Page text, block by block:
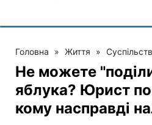
Головна » Життя »
Не можете
яблука? Юрист
кому насправді